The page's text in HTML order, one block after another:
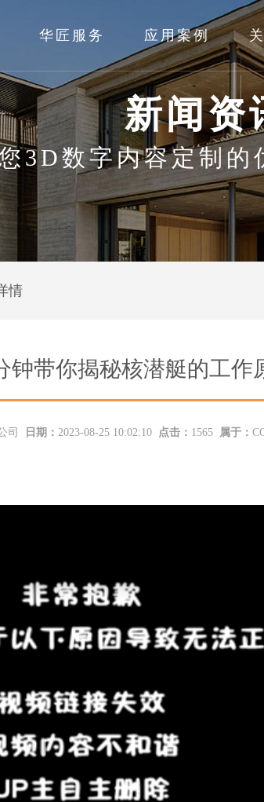
华匠服务 应用案例
新闻资
3D数字内容定制的
情
钟带你揭秘核潜艇的工作
司 日期：2023-08-25 10:02:10 点击： 1565 属于：